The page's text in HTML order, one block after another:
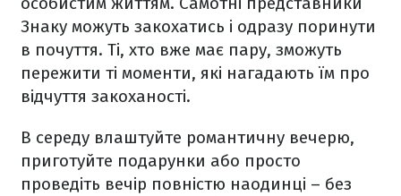
Знаку можуть закохатись і одразу поринути
в почуття. Ті, хто вже має пару, зможуть
пережити ті моменти, які нагадають їм про
відчуття закоханості.
В середу влаштуйте романтичну вечерю,
приготуйте подарунки або просто
проведіть вечір повністю наодинці – без